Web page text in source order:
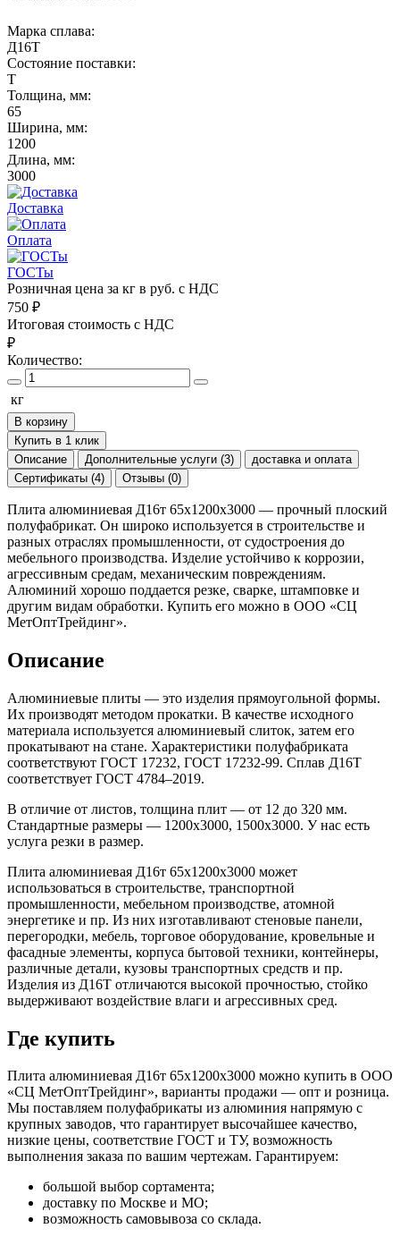
Марка сплава:
Д16Т
Состояние поставки:
Т
Толщина, мм:
65
Ширина, мм:
1200
Длина, мм:
3000
Доставка
Оплата
ГОСТы
Розничная цена за кг в руб. с НДС
750 ₽
Итоговая стоимость с НДС
₽
Количество:
кг
В корзину
Купить в 1 клик
Описание
Дополнительные услуги (3)
доставка и оплата
Сертификаты (4)
Отзывы (0)
Плита алюминиевая Д16т 65х1200х3000 — прочный плоский
полуфабрикат. Он широко используется в строительстве и
разных отраслях промышленности, от судостроения до
мебельного производства. Изделие устойчиво к коррозии,
агрессивным средам, механическим повреждениям.
Алюминий хорошо поддается резке, сварке, штамповке и
другим видам обработки. Купить его можно в ООО «СЦ
МетОптТрейдинг».
Описание
Алюминиевые плиты — это изделия прямоугольной формы.
Их производят методом прокатки. В качестве исходного
материала используется алюминиевый слиток, затем его
прокатывают на стане. Характеристики полуфабриката
соответствуют ГОСТ 17232, ГОСТ 17232-99. Сплав Д16Т
соответствует ГОСТ 4784–2019.
В отличие от листов, толщина плит — от 12 до 320 мм.
Стандартные размеры — 1200x3000, 1500x3000. У нас есть
услуга резки в размер.
Плита алюминиевая Д16т 65х1200х3000 может
использоваться в строительстве, транспортной
промышленности, мебельном производстве, атомной
энергетике и пр. Из них изготавливают стеновые панели,
перегородки, мебель, торговое оборудование, кровельные и
фасадные элементы, корпуса бытовой техники, контейнеры,
различные детали, кузовы транспортных средств и пр.
Изделия из Д16Т отличаются высокой прочностью, стойко
выдерживают воздействие влаги и агрессивных сред.
Где купить
Плита алюминиевая Д16т 65х1200х3000 можно купить в ООО
«СЦ МетОптТрейдинг», варианты продажи — опт и розница.
Мы поставляем полуфабрикаты из алюминия напрямую с
крупных заводов, что гарантирует высочайшее качество,
низкие цены, соответствие ГОСТ и ТУ, возможность
выполнения заказа по вашим чертежам. Гарантируем:
большой выбор сортамента;
доставку по Москве и МО;
возможность самовывоза со склада.